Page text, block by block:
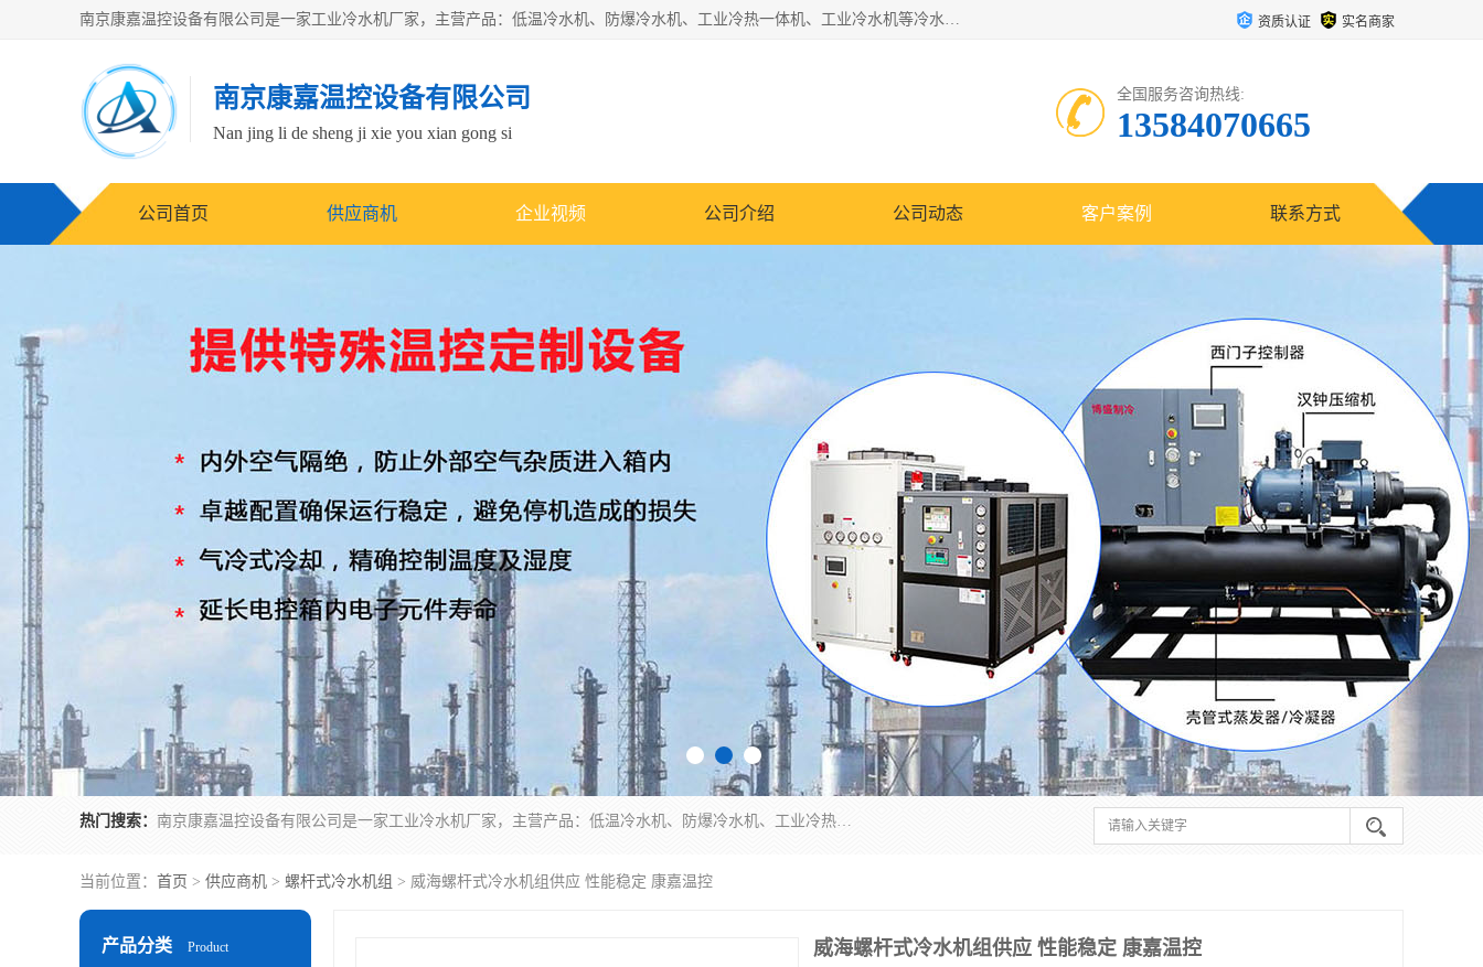
南京康嘉温控设备有限公司是一家工业冷水机厂家，主营产品：低温冷水机、防爆冷水机、工业冷热一体机、工业冷水机等冷水机，公司依托南京工业大学的技术，汇集众多业内技术，不断管理模式，使得我们的产品始终处于国内成员之一水平，在业界享有很高赞誉，是欧洲、北美、中东、东南亚等多个国家和地区。 资质认证 实名商家
南京康嘉温控设备有限公司
Nan jing li de sheng ji xie you xian gong si
全国服务咨询热线:
13584070665
公司首页 供应商机 企业视频 公司介绍 公司动态 客户案例 联系方式
热门搜索： 南京康嘉温控设备有限公司是一家工业冷水机厂家，主营产品：低温冷水机、防爆冷水机、工业冷热一体机、工业冷水机等冷水机，公司依托南京工业大学的技术，汇集众多业内技术，不断管理模式，使得我们的产品始终处于国内成员之一水平，在业界享有很高赞誉，是欧洲、北美、中东、东南亚等多个国家和地区。
当前位置： 首页 > 供应商机 > 螺杆式冷水机组 > 威海螺杆式冷水机组供应 性能稳定 康嘉温控
产品分类 Product 威海螺杆式冷水机组供应 性能稳定 康嘉温控